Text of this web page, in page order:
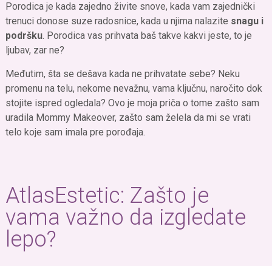
Porodica je kada zajedno živite snove, kada vam zajednički
trenuci donose suze radosnice, kada u njima nalazite snagu i
podršku. Porodica vas prihvata baš takve kakvi jeste, to je
ljubav, zar ne?
Međutim, šta se dešava kada ne prihvatate sebe? Neku
promenu na telu, nekome nevažnu, vama ključnu, naročito dok
stojite ispred ogledala? Ovo je moja priča o tome zašto sam
uradila Mommy Makeover, zašto sam želela da mi se vrati
telo koje sam imala pre porođaja.
AtlasEstetic: Zašto je
vama važno da izgledate
lepo?